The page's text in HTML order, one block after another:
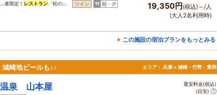
…者限定！ レストラン 「松の… ツイン 朝・夕 19,350円 (税込)～/人
(大人2名利用時)
この施設の宿泊プランをもっとみる
崎地ビールも♪♪ エリア： 兵庫 > 城崎・竹野・豊岡
泉 山本屋
最安料金(税込)
(目安)